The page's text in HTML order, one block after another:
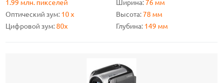
1.99 млн. пикселей
Оптический зум: 10 x
Цифровой зум:80x
Ширина:76 мм
Высота:78 мм
Глубина: 149 мм